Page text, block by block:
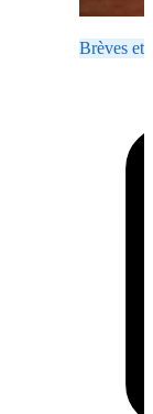
Brèves et